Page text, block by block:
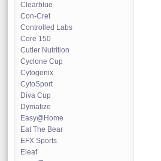
Clearblue
Con-Cret
Controlled Labs
Core 150
Cutler Nutrition
Cyclone Cup
Cytogenix
CytoSport
Diva Cup
Dymatize
Easy@Home
Eat The Bear
EFX Sports
Eleaf